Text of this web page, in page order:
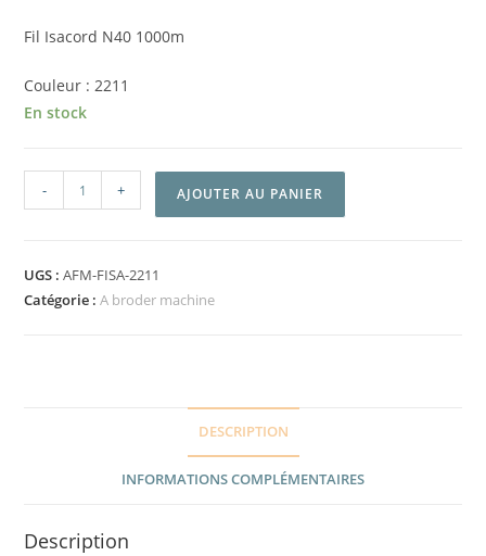
Fil Isacord N40 1000m
Couleur : 2211
En stock
- + AJOUTER AU PANIER
UGS :AFM-FISA-2211
Catégorie :A broder machine
DESCRIPTION
INFORMATIONS COMPLÉMENTAIRES
Description